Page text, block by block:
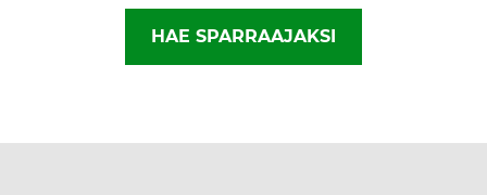
HAE SPARRAAJAKSI